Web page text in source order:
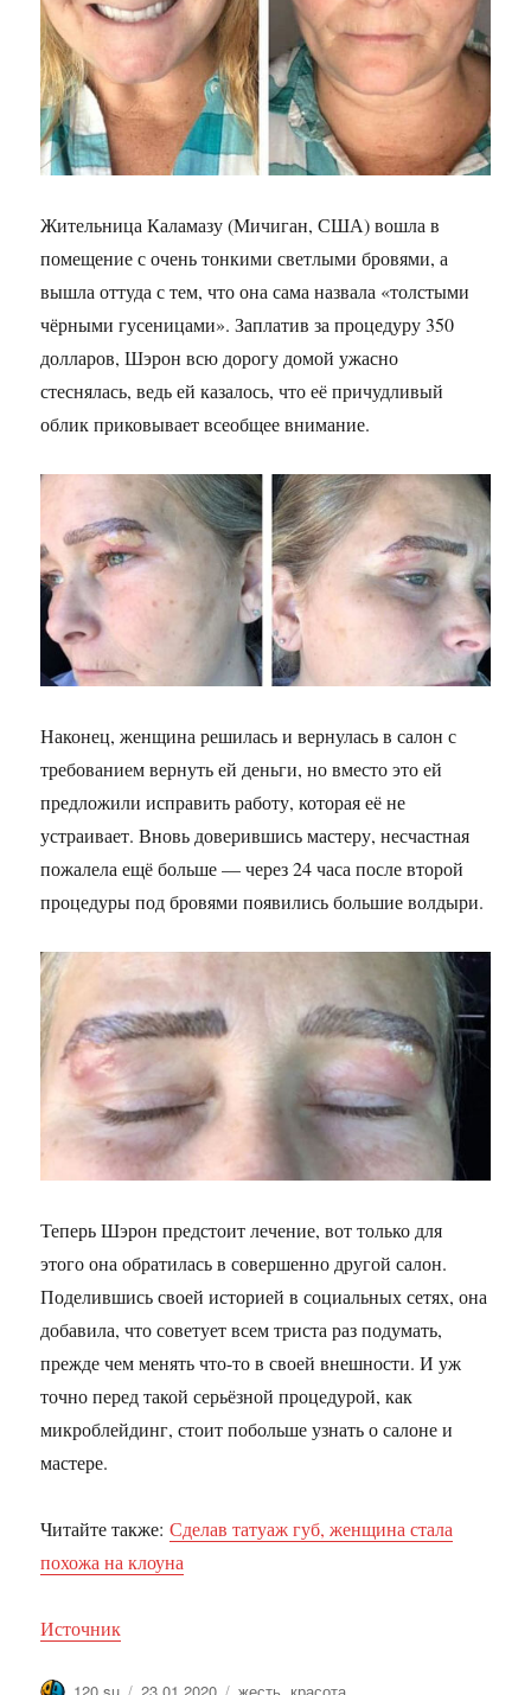
Жительница Каламазу (Мичиган, США) вошла в
помещение с очень тонкими светлыми бровями, а
вышла оттуда с тем, что она сама назвала «толстыми
чёрными гусеницами». Заплатив за процедуру 350
долларов, Шэрон всю дорогу домой ужасно
стеснялась, ведь ей казалось, что её причудливый
облик приковывает всеобщее внимание.
Наконец, женщина решилась и вернулась в салон с
требованием вернуть ей деньги, но вместо это ей
предложили исправить работу, которая её не
устраивает. Вновь доверившись мастеру, несчастная
пожалела ещё больше — через 24 часа после второй
процедуры под бровями появились большие волдыри.
Теперь Шэрон предстоит лечение, вот только для
этого она обратилась в совершенно другой салон.
Поделившись своей историей в социальных сетях, она
добавила, что советует всем триста раз подумать,
прежде чем менять что-то в своей внешности. И уж
точно перед такой серьёзной процедурой, как
микроблейдинг, стоит побольше узнать о салоне и
мастере.
Читайте также:Сделав татуаж губ, женщина стала
похожа на клоуна
Источник
Автор ОпубликованоМетки